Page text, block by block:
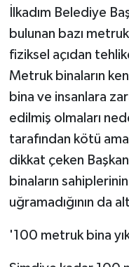
İlkadım Belediye
bulunan bazı
fiziksel açıdan
Metruk binaların
bina ve insanlara
edilmiş olmaları
tarafından kötü
dikkat çeken Başkan
binaların
uğramadığının da
'100 metruk bina